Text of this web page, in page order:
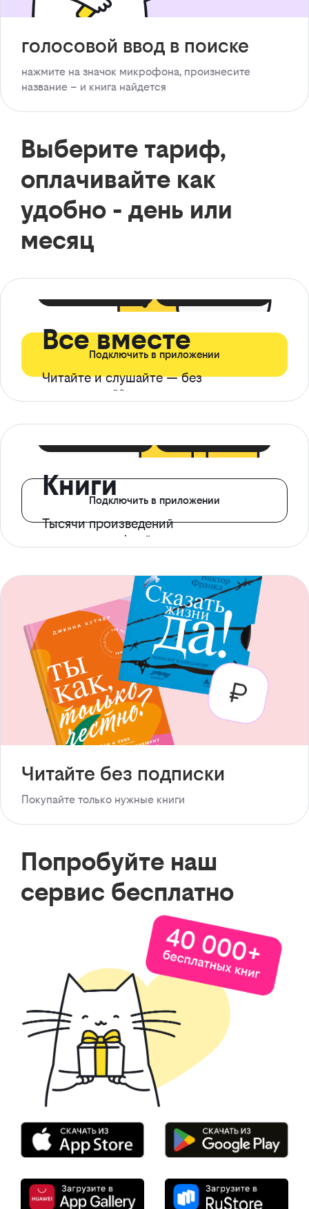
голосовой ввод в поиске
нажмите на значок микрофона, произнесите
название – и книга найдется
Выберите тариф,
оплачивайте как
удобно - день или
месяц
Все вместе
Читайте и слушайте — без
ограничений*
Подключить в приложении
Книги
Тысячи произведений
с доступом офлайн
Подключить в приложении
Читайте без подписки
Покупайте только нужные книги
Попробуйте наш
сервис бесплатно